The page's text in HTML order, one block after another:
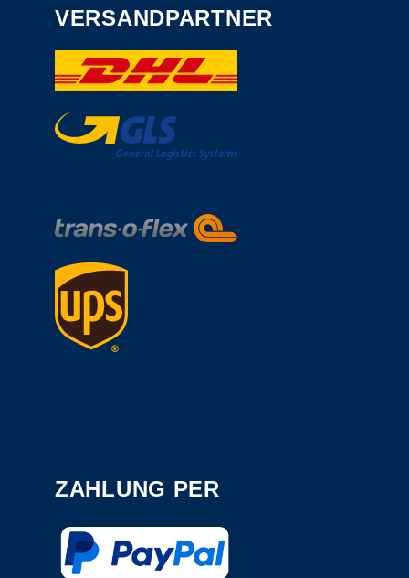
VERSANDPARTNER
ZAHLUNG PER